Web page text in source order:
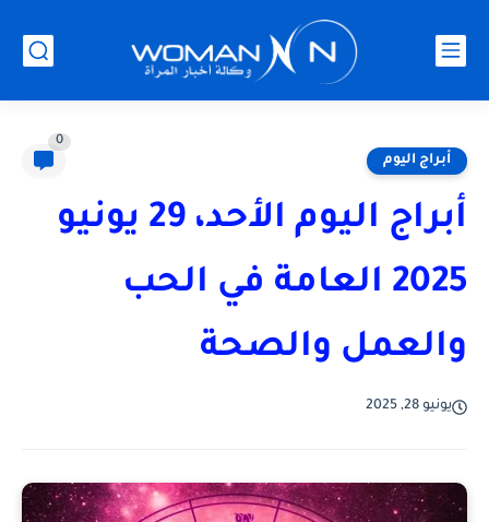
أبراج اليوم
0
أبراج اليوم الأحد، 29 يونيو
2025 العامة في الحب
والعمل والصحة
يونيو 28, 2025